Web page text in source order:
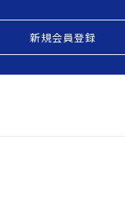
新規会員登録